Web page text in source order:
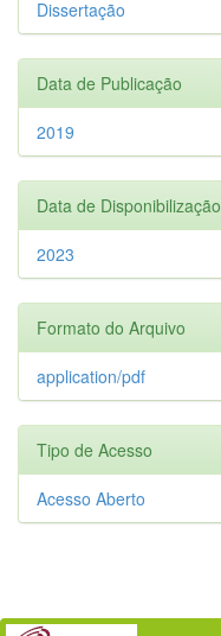
Dissertação
Data de Publicação
2019
Data de Disponibilização
2023
Formato do Arquivo
application/pdf
Tipo de Acesso
Acesso Aberto